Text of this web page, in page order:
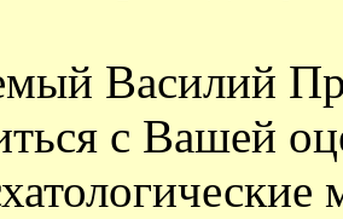
Василий
с Вашей